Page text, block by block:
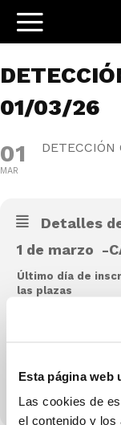
Esta página web
Las cookies de
el contenido y los
01/03/26
01
MAR
DETECCIÓN
Detalles
1 de marzo -
Último día de
las plazas
Palacio
Infantil